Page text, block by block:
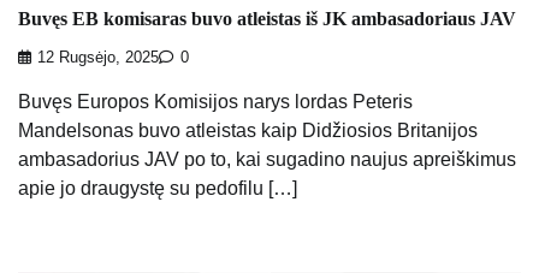
Buvęs EB komisaras buvo atleistas iš JK ambasadoriaus JAV
12 Rugsėjo, 2025 0
Buvęs Europos Komisijos narys lordas Peteris
Mandelsonas buvo atleistas kaip Didžiosios Britanijos
ambasadorius JAV po to, kai sugadino naujus apreiškimus
apie jo draugystę su pedofilu […]